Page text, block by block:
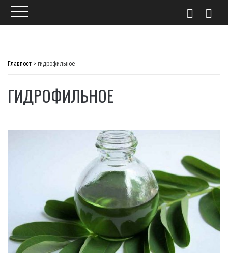
Главпост > гидрофильное
ГИДРОФИЛЬНОЕ